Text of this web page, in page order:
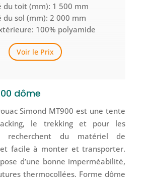
du toit (mm): 1 500 mm
du sol (mm): 2 000 mm
100% polyamide
Voir le Prix
dôme
Simond MT900 est une tente
le trekking et pour les
recherchent du matériel de
facile à monter et transporter.
d’une bonne imperméabilité,
thermocollées. Forme dôme